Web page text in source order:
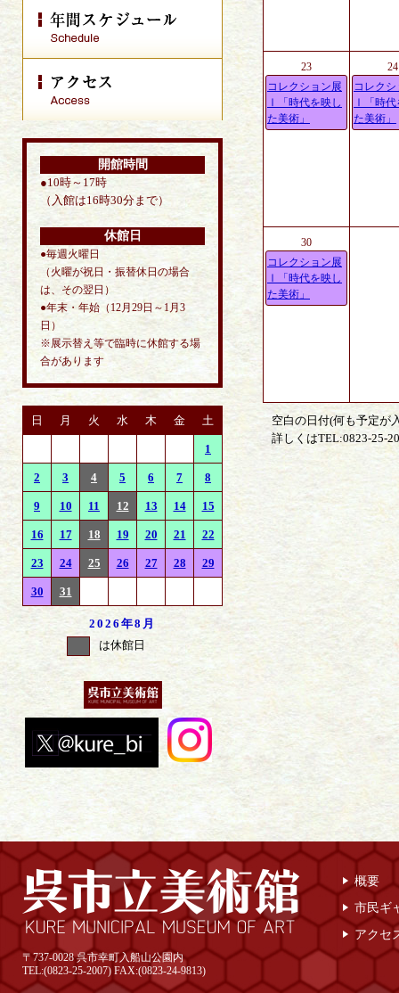
開館時間
●10時～17時
（入館は16時30分まで）
休館日
●毎週火曜日
（火曜が祝日・振替休日の場合
は、その翌日）
●年末・年始（12月29日～1月3
日）
※展示替え等で臨時に休館する場
合があります
日 月 火 水 木 金 土
1
2 3 4 5 6 7 8
9 10 11 12 13 14 15
16 17 18 19 20 21 22
23 24 25 26 27 28 29
30 31
2026年8月
は休館日
23
コレクション展
Ⅰ「時代を映し
た美術」
24
コレク
Ⅰ「時代
た美術」
30
コレクション展
Ⅰ「時代を映し
た美術」
空白の日付(何も予定が
詳しくはTEL:0823-25-
〒737-0028 呉市幸町入船山公園内
TEL:(0823-25-2007) FAX:(0823-24-9813)
概要
市民ギ
アクセ